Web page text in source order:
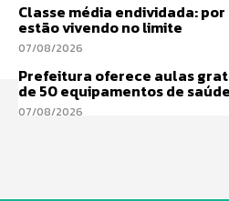
Classe média endividada:
estão vivendo no limite
07/08/2026
Prefeitura oferece aulas
de 50 equipamentos de saúde
07/08/2026